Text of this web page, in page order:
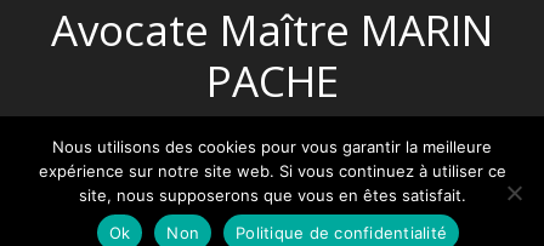
Avocate Maître MARIN
PACHE
Nous utilisons des cookies pour vous garantir la meilleure
expérience sur notre site web. Si vous continuez à utiliser ce
site, nous supposerons que vous en êtes satisfait.
Ok
Non Politique de confidentialité